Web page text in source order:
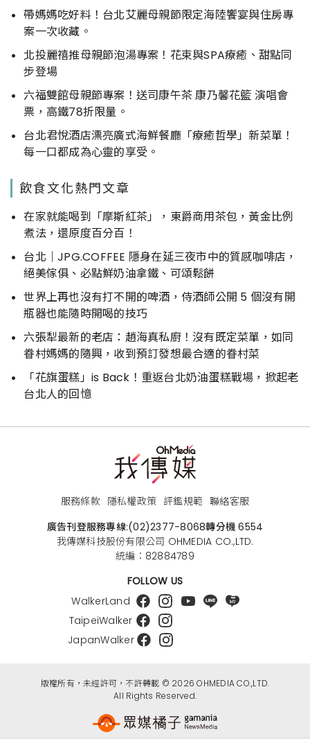
帶媽媽吃好料！台北艾麗母親節限定海陸饗宴與住房專
案一次收藏。
北投麗禧推母親節泡湯專案！花束與SPA療癒、甜點同
步登場
六福雙館母親節專案！送司康午茶 康乃馨花籃 演唱會
票，高鐵78折限量。
台北君悅酒店漂亮廣式海鮮餐廳「療癒哲學」新菜單！
每一口都成為心靈的享受。
飲食文化熱門文章
在家就能喝到「摩斯紅茶」，東爵商用茶包，黃金比例
煮法，還原度百分百！
台北｜JPG.COFFEE 隱身在延三夜市中的質感咖啡店，
絕美傢俱、必點鮮奶油拿鐵、可頌鬆餅
世界上再也沒有打不開的啤酒，侍酒師公開 5 個沒有開
瓶器也能隨時開喝的技巧
六張犁最新的老店：趙海真私廚！沒有既定菜單，如同
眷村媽媽的隨興，收到預訂發想最合適的眷村菜
「花旗蛋糕」is Back！重返台北奶油蛋糕戰場，掀起老
台北人的回憶
服務條款 隱私權政策 評鑑規範 聯絡客服
廣告刊登服務專線:(02)2377-8068轉分機 6554
我傳媒科技股份有限公司 OHMEDIA CO.,LTD.
統編：82884789
FOLLOW US
WalkerLand
TaipeiWalker
JapanWalker
版權所有，未經許可，不許轉載 © 2026 OHMEDIA CO.,LTD.
All Rights Reserved.